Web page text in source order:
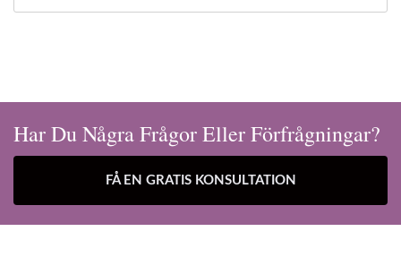
Har Du Några Frågor Eller Förfrågningar?
FÅ EN GRATIS KONSULTATION